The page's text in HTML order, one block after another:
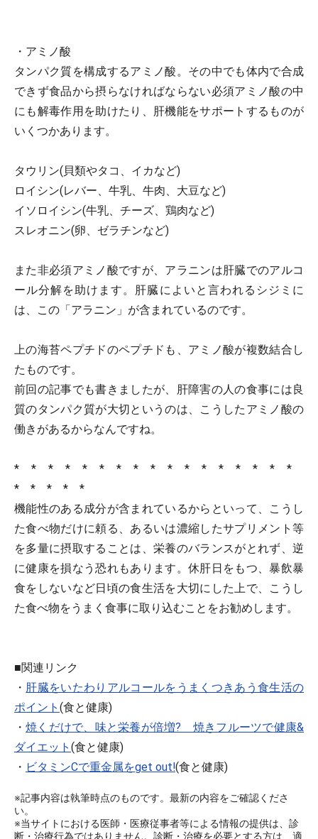
・アミノ酸
タンパク質を構成するアミノ酸。その中でも体内で合成
できず食品から摂らなければならない必須アミノ酸の中
にも解毒作用を助けたり、肝機能をサポートするものが
いくつかあります。
タウリン(貝類やタコ、イカなど)
ロイシン(レバー、牛乳、牛肉、大豆など)
イソロイシン(牛乳、チーズ、鶏肉など)
スレオニン(卵、ゼラチンなど)
また非必須アミノ酸ですが、アラニンは肝臓でのアルコ
ール分解を助けます。肝臓によいと言われるシジミに
は、この「アラニン」が含まれているのです。
上の海苔ペプチドのペプチドも、アミノ酸が複数結合し
たものです。
前回の記事でも書きましたが、肝障害の人の食事には良
質のタンパク質が大切というのは、こうしたアミノ酸の
働きがあるからなんですね。
* * * * * * * * * * * * * * * * *
* * * * *
機能性のある成分が含まれているからといって、こうし
た食べ物だけに頼る、あるいは濃縮したサプリメント等
を多量に摂取することは、栄養のバランスがとれず、逆
に健康を損なう恐れもあります。休肝日をもつ、暴飲暴
食をしないなど日頃の食生活を大切にした上で、こうし
た食べ物をうまく食事に取り込むことをお勧めします。
■関連リンク
・ 肝臓をいたわりアルコールをうまくつきあう食生活の
ポイント (食と健康)
・焼くだけで、味と栄養が倍増? 焼きフルーツで健康&
ダイエット (食と健康)
・ ビタミンCで重金属をget out!(食と健康)
※記事内容は執筆時点のものです。最新の内容をご確認くださ
い。
※当サイトにおける医師・医療従事者等による情報の提供は、診
断・治療行為ではありません。診断・治療を必要とする方は、適